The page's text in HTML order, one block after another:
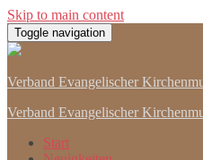
Skip to main content
Toggle navigation
Verband Evangelischer
Verband Evangelischer
Start